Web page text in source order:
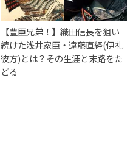
【豊臣兄弟！】織田信長を狙い
続けた浅井家臣・遠藤直経(伊礼
彼方)とは？その生涯と末路をた
どる